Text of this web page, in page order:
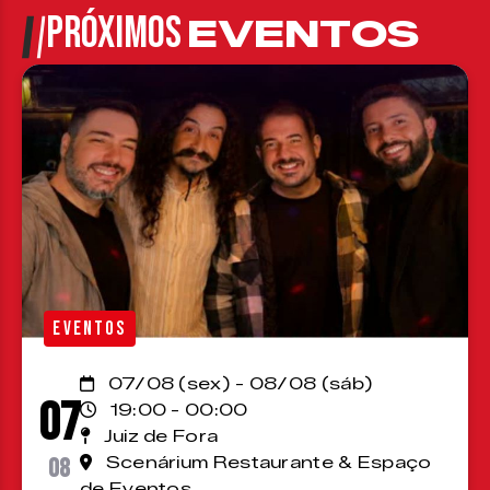
PRÓXIMOSEVENTOS
EVENTOS
07
08
07/08 (sex) - 08/08 (sáb)
19:00 - 00:00
Juiz de Fora
Scenárium Restaurante & Espaço